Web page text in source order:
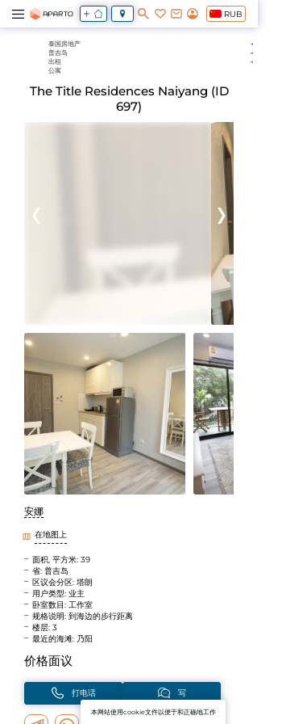
RUB
泰国房地产
普吉岛
出租
公寓
The Title Residences Naiyang (ID
697)
安娜
在地图上
面积, 平方米: 39
省: 普吉岛
区议会分区: 塔朗
用户类型: 业主
卧室数目: 工作室
规格说明: 到海边的步行距离
楼层: 3
最近的海滩: 乃阳
价格面议
打电话 写
本网站使用cookie文件以便于和正确地工作